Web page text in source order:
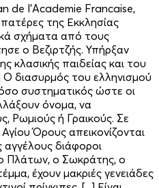
de l'Academie Francaise,
της Εκκλησίας
σχήματα από τους
ο Βεζιρτζής. Υπήρξαν
κλασικής παιδείας και του
Ο διασυρμός του ελληνισμού
συστηματικός ώστε οι
όνομα, να
Ρωμιούς ή Γραικούς. Σε
Όρους απεικονίζονται
αγγέλους διάφοροι
Πλάτων, ο Σωκράτης, ο
έχουν μακριές γενειάδες